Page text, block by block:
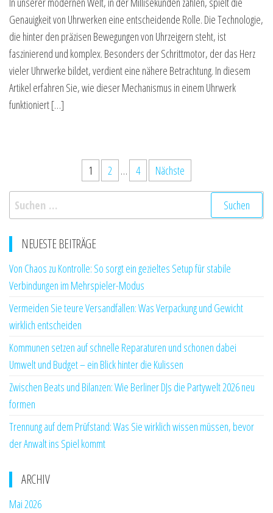
Genauigkeit von Uhrwerken eine entscheidende Rolle. Die Technologie,
die hinter den präzisen Bewegungen von Uhrzeigern steht, ist
faszinierend und komplex. Besonders der Schrittmotor, der das Herz
vieler Uhrwerke bildet, verdient eine nähere Betrachtung. In diesem
Artikel erfahren Sie, wie dieser Mechanismus in einem Uhrwerk
funktioniert […]
Seitennummerierung
der
Beiträge
1 2 … 4
Nächste
Suchen
nach:
NEUESTE BEITRÄGE
Von Chaos zu Kontrolle: So sorgt ein gezieltes Setup für stabile
Verbindungen im Mehrspieler-Modus
Vermeiden Sie teure Versandfallen: Was Verpackung und Gewicht
wirklich entscheiden
Kommunen setzen auf schnelle Reparaturen und schonen dabei
Umwelt und Budget – ein Blick hinter die Kulissen
Zwischen Beats und Bilanzen: Wie Berliner DJs die Partywelt 2026 neu
formen
Trennung auf dem Prüfstand: Was Sie wirklich wissen müssen, bevor
der Anwalt ins Spiel kommt
ARCHIV
Mai 2026